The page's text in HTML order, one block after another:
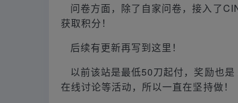
问卷方面，除了自家问卷，接入了
获取积分！
后续有更新再写到这里！
以前该站是最低50刀起付，奖励也
在线讨论等活动，所以一直在坚持做！